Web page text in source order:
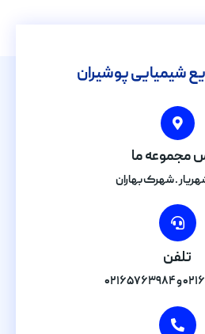
شیمیایی پوشیران
مجموعه ما
. شهرک بهاران
تلفن